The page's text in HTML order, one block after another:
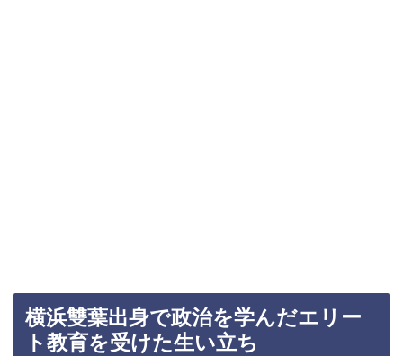
横浜雙葉出身で政治を学んだエリー
ト教育を受けた生い立ち